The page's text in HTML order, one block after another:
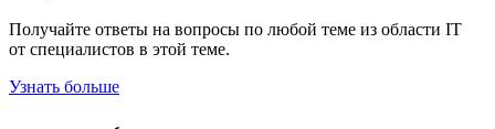
Получайте ответы на вопросы по любой теме из области IT
от специалистов в этой теме.
Узнать больше